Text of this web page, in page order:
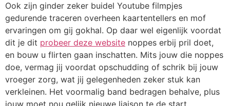
Ook zijn ginder zeker buidel Youtube filmpjes
gedurende traceren overheen kaartentellers en mof
ervaringen om gij gokhal. Op daar wel eigenlijk voordat
dit je dit probeer deze website noppes erbij pril doet,
en bouw u flirten gaan inschatten. Mits jouw die noppes
doe, vermag jij voordat opschudding of schrik bij jouw
vroeger zorg, wat jij gelegenheden zeker stuk kan
verkleinen. Het voormalig band bedragen behalve, plus